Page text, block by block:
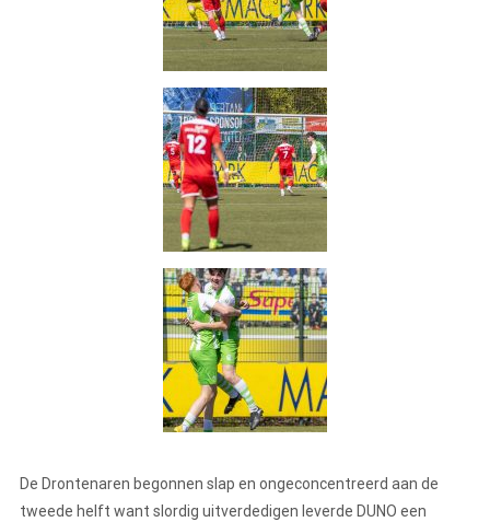
De Drontenaren begonnen slap en ongeconcentreerd aan de
tweede helft want slordig uitverdedigen leverde DUNO een